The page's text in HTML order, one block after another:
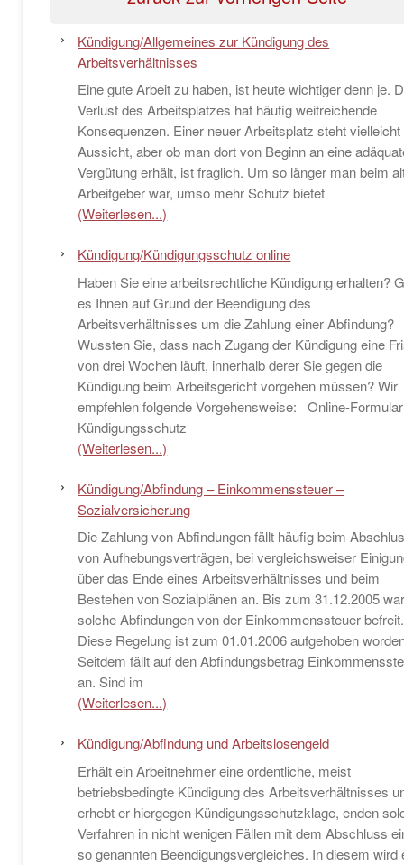
Kündigung/Allgemeines zur Kündigung des
Arbeitsverhältnisses
Eine gute Arbeit zu haben, ist heute wichtiger denn je.
Verlust des Arbeitsplatzes hat häufig weitreichende
Konsequenzen. Einer neuer Arbeitsplatz steht vielleicht
Aussicht, aber ob man dort von Beginn an eine
Vergütung erhält, ist fraglich. Um so länger man beim
Arbeitgeber war, umso mehr Schutz bietet
(Weiterlesen...)
Kündigung/Kündigungsschutz online
Haben Sie eine arbeitsrechtliche Kündigung erhalten?
es Ihnen auf Grund der Beendigung des
Arbeitsverhältnisses um die Zahlung einer Abfindung?
Wussten Sie, dass nach Zugang der Kündigung eine
von drei Wochen läuft, innerhalb derer Sie gegen die
Kündigung beim Arbeitsgericht vorgehen müssen? Wir
empfehlen folgende Vorgehensweise: Online-Formular
Kündigungsschutz
(Weiterlesen...)
Kündigung/Abfindung – Einkommenssteuer –
Sozialversicherung
Die Zahlung von Abfindungen fällt häufig beim
von Aufhebungsverträgen, bei vergleichsweiser
über das Ende eines Arbeitsverhältnisses und beim
Bestehen von Sozialplänen an. Bis zum 31.12.2005
solche Abfindungen von der Einkommenssteuer befreit.
Diese Regelung ist zum 01.01.2006 aufgehoben
Seitdem fällt auf den Abfindungsbetrag
an. Sind im
(Weiterlesen...)
Kündigung/Abfindung und Arbeitslosengeld
Erhält ein Arbeitnehmer eine ordentliche, meist
betriebsbedingte Kündigung des Arbeitsverhältnisses
erhebt er hiergegen Kündigungsschutzklage, enden
Verfahren in nicht wenigen Fällen mit dem Abschluss
so genannten Beendigungsvergleiches. In diesem wird